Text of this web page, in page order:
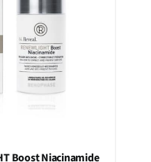
Boost Niacinamide